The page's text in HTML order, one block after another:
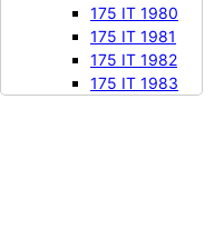
175 IT 1980
175 IT 1981
175 IT 1982
175 IT 1983